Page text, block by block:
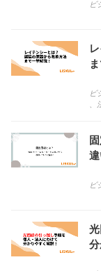
ビ
ビ
ビ